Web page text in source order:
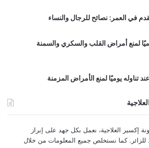
في العمر: نصائح للرجال والنساء
لمنع أمراض القلب والسكري والسمنة
تناوله يوميًا لمنع الأمراض المزمنة
إكسير العلاجية، نعمل بكل جهد على إبراز
كما نستخلص جميع المعلومات من خلال